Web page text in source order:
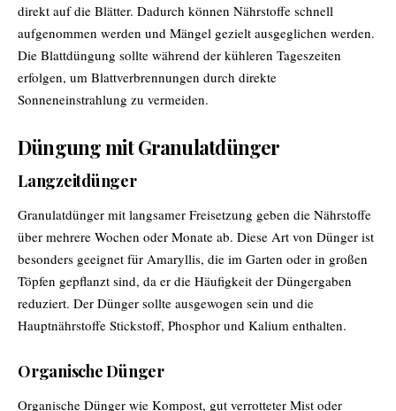
direkt auf die Blätter. Dadurch können Nährstoffe schnell
aufgenommen werden und Mängel gezielt ausgeglichen werden.
Die Blattdüngung sollte während der kühleren Tageszeiten
erfolgen, um Blattverbrennungen durch direkte
Sonneneinstrahlung zu vermeiden.
Düngung mit Granulatdünger
Langzeitdünger
Granulatdünger mit langsamer Freisetzung geben die Nährstoffe
über mehrere Wochen oder Monate ab. Diese Art von Dünger ist
besonders geeignet für Amaryllis, die im Garten oder in großen
Töpfen gepflanzt sind, da er die Häufigkeit der Düngergaben
reduziert. Der Dünger sollte ausgewogen sein und die
Hauptnährstoffe Stickstoff, Phosphor und Kalium enthalten.
Organische Dünger
Organische Dünger wie Kompost, gut verrotteter Mist oder